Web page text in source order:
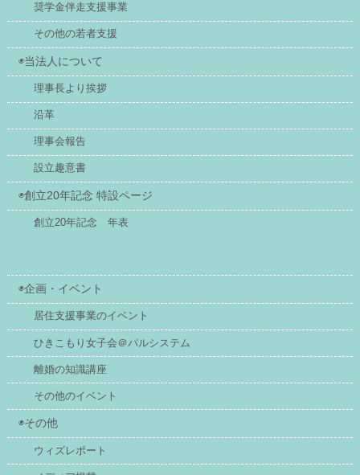
奨学金伴走支援事業
その他の若者支援
◉当法人について
理事長より挨拶
沿革
理事会報告
設立趣意書
◉創立20年記念 特設ページ
創立20年記念 年表
◉企画・イベント
居住支援事業のイベント
ひきこもり女子会＠パルシステム
離婚の知識講座
その他のイベント
◉その他
ウィズレポート